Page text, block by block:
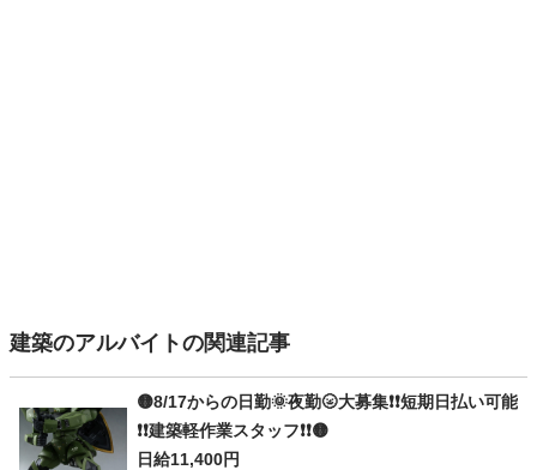
建築のアルバイトの関連記事
🟡8/17からの日勤🌞夜勤🌝大募集❗❗短期日払い可能
❗❗建築軽作業スタッフ❗❗🟡
日給11,400円